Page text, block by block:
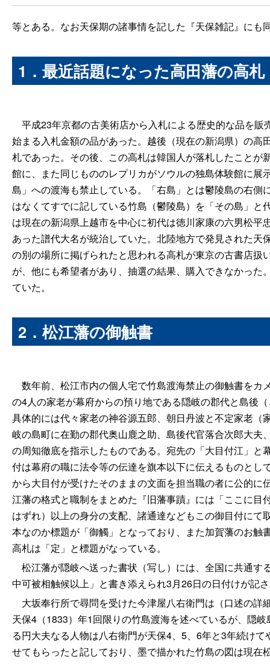
等とある。なお天保期の諸事情を記した『天保雑記』に
1．最近話題になった高田藩の高札
平成23年京都の古美術店から入札による歴史的な品を
始まる入札金額の品があった。越後（現在の新潟県）の
札であった。その後、この高札は韓国人が落札したこと
館に、また同じもののレプリカがソウルの独島体験館に
島」への渡海も禁止している。「右島」とは鬱陵島の右
はなくてすでに記している竹島（鬱陵島）を「その島」
は現在の新潟県上越市を中心に初代は徳川家康の六男松
あった譜代大名が統治していた。北陸地方で発見された
の別の場所に掲げられたと思われる高札が東京の古書店
が、他にも希望者があり、抽選の結果、購入できなかっ
ていた。
2．松江藩の御触書
数年前、松江市内の個人宅で竹島渡海禁止の御触書をカ
の4人の家老が幕府からの預り地である隠岐の郡代と島後
具体的には代々家老の神谷源五郎、朝日丹波と不定家老
岐の島町に在勤の郡代奥山鹿之助、島後代官落合次郎大
の周知徹底を指示したものである。宛先の「大目付江」
付は幕府の職に法令等の伝達を旗本以下に伝えるものと
から大目付が受けたそのままの文面を担当職の者に公的
江藩の格式と職制をまとめた『旧藩事蹟』には「ここに
はずれ）以上の身分の支配、諸通達などもこの御目付に
本なのか標題が「御觸」となっており、また加賀藩のお
高札は「定」と標題がなっている。
松江藩が隠岐へ送った書状（写し）には、全国に共通す
中可被相触候以上」と書き添えられ3月26日の日付けが記
大坂奉行所で尋問を受けた今津屋八右衛門は（口述の詳
天保4（1833）年1回限りの竹島渡海を述べているが、隠
る円大夫なる人物は八右衛門が天保4、5、6年と3年続け
せてもらったと記しており、墨で描かれた竹島の図は現在